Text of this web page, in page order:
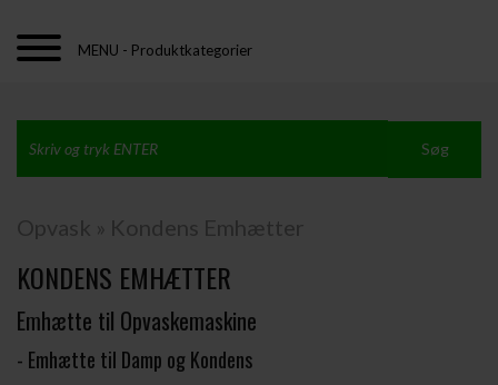
MENU - Produktkategorier
Opvask » Kondens Emhætter
KONDENS EMHÆTTER
Emhætte til Opvaskemaskine
- Emhætte til Damp og Kondens